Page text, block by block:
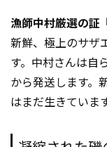
漁師中村厳選の証
新鮮、極上のサザ
す。中村さんは自
から発送します。
はまだ生きています